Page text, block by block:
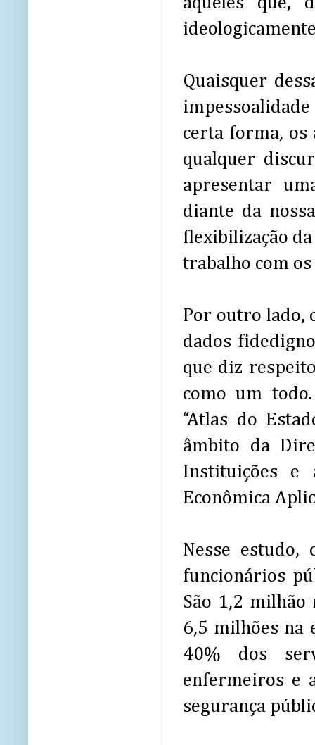
Quaisquer
certa forma, os
qualquer
apresentar
diante da
flexibilização
trabalho com
Por outro lado,
dados
que diz
como um
“Atlas do
âmbito da
Instituições e
Econômica
Nesse
funcionários
São 1,2 milhão
6,5 milhões na
40% dos
enfermeiros e
segurança